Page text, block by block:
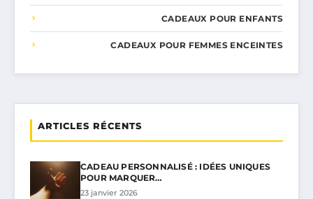
CADEAUX POUR ENFANTS
CADEAUX POUR FEMMES ENCEINTES
ARTICLES RÉCENTS
CADEAU PERSONNALISÉ : IDÉES UNIQUES
POUR MARQUER…
23 janvier 2026